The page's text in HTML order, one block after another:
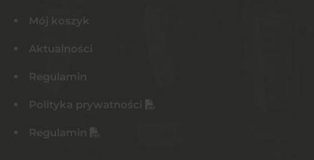
Mój koszyk
Aktualności
Regulamin
Polityka prywatności
Regulamin